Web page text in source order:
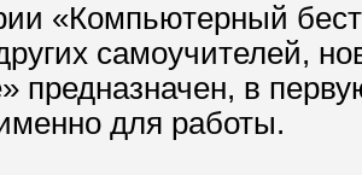
«Компьютерный
самоучителей,
предназначен, в
для работы.